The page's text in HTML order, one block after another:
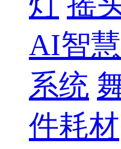
AI智
系统
件耗材